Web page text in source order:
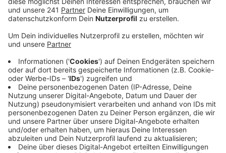
schonmal gebaggert wird, muss das auch
ausgenutzt werden.
Veröffentlicht:Mittwoch, 08.01.2025 18:18
Anzeige
Wachtberg-Holzem wird einmal komplett auf
links gedreht
Anzeige